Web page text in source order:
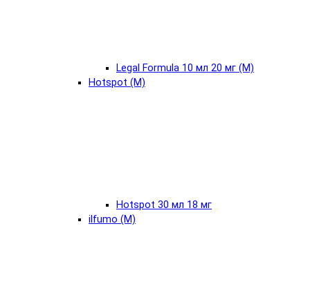
Legal Formula 10 мл 20 мг (М)
Hotspot (М)
Hotspot 30 мл 18 мг
ilfumo (М)